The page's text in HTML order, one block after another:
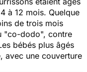
à 12 mois. Quelque
de trois mois
"co-dodo", contre
bébés plus âgés
avec une couverture